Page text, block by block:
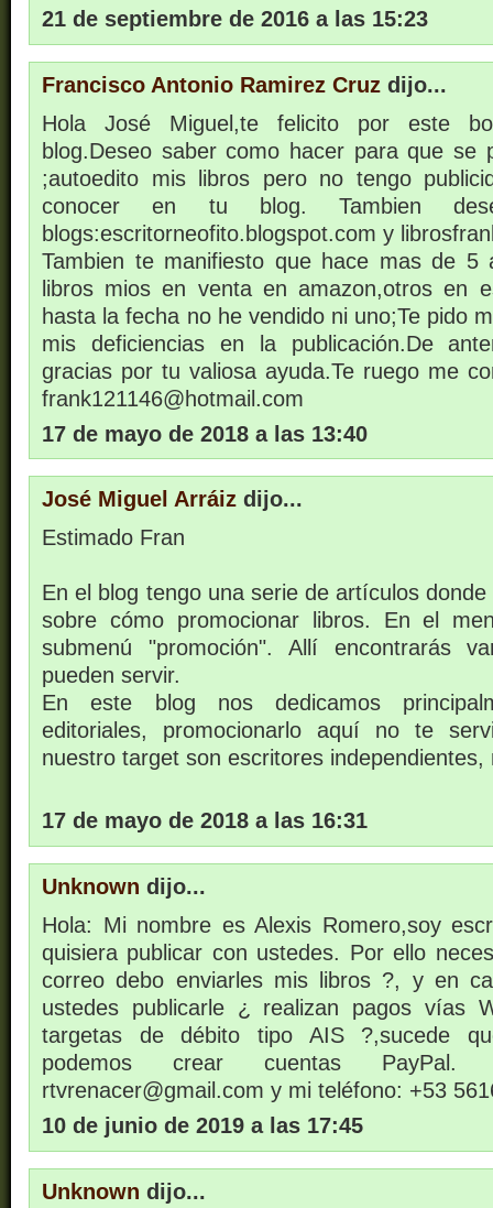
21 de septiembre de 2016 a las 15:23
Francisco Antonio Ramirez Cruz dijo...
Hola José Miguel,te felicito por este
blog.Deseo saber como hacer para que se
;autoedito mis libros pero no tengo
conocer en tu blog. Tambien
blogs:escritorneofito.blogspot.com y
Tambien te manifiesto que hace mas de 5
libros mios en venta en amazon,otros en
hasta la fecha no he vendido ni uno;Te pido
mis deficiencias en la publicación.De
gracias por tu valiosa ayuda.Te ruego me
frank121146@hotmail.com
17 de mayo de 2018 a las 13:40
José Miguel Arráiz dijo...
Estimado Fran
En el blog tengo una serie de artículos
sobre cómo promocionar libros. En el
submenú "promoción". Allí encontrarás
pueden servir.
En este blog nos dedicamos
editoriales, promocionarlo aquí no te
nuestro target son escritores
17 de mayo de 2018 a las 16:31
Unknown dijo...
Hola: Mi nombre es Alexis Romero,soy
quisiera publicar con ustedes. Por ello
correo debo enviarles mis libros ?, y en
ustedes publicarle ¿ realizan pagos vías
targetas de débito tipo AIS ?,sucede
podemos crear cuentas
rtvrenacer@gmail.com y mi teléfono: +53
10 de junio de 2019 a las 17:45
Unknown dijo...